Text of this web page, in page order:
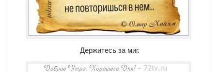
Держитесь за миг.